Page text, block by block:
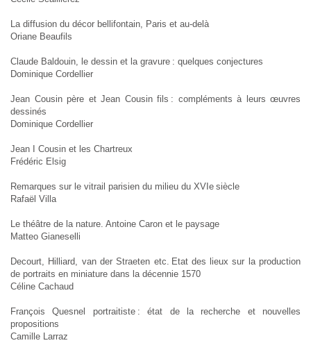
La diffusion du décor bellifontain, Paris et au-delà
Oriane Beaufils
Claude Baldouin, le dessin et la gravure : quelques conjectures
Dominique Cordellier
Jean Cousin père et Jean Cousin fils : compléments à leurs œuvres
dessinés
Dominique Cordellier
Jean I Cousin et les Chartreux
Frédéric Elsig
Remarques sur le vitrail parisien du milieu du XVIe siècle
Rafaël Villa
Le théâtre de la nature. Antoine Caron et le paysage
Matteo Gianeselli
Decourt, Hilliard, van der Straeten etc. Etat des lieux sur la production
de portraits en miniature dans la décennie 1570
Céline Cachaud
François Quesnel portraitiste : état de la recherche et nouvelles
propositions
Camille Larraz